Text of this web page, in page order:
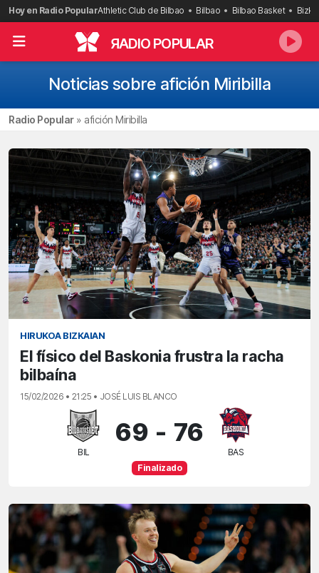
Saltar
al
contenido
Hoy en Radio PopularAthletic Club de Bilbao Bilbao Bilbao Basket
RADIO POPULAR
Noticias sobre afición Miribilla
Radio Popular» afición Miribilla
HIRUKOA BIZKAIAN
El físico del Baskonia frustra la racha
bilbaína
15/02/2026 • 21:25 • JOSÉ LUIS BLANCO
BIL
69 - 76
BAS
Finalizado